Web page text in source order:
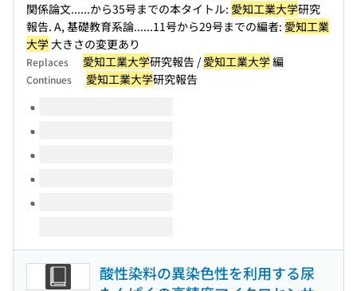
関係論文......から35号までの本タイトル: 愛知工業大学研究
報告. A, 基礎教育系論......11号から29号までの編者: 愛知工業
大学 大きさの変更あり
Replaces 愛知工業大学研究報告 /愛知工業大学編
Continues 愛知工業大学研究報告
Volumes of this title
酸性染料の異染色性を利用する尿